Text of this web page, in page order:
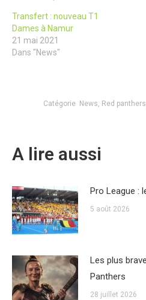
Transfert : nouveau T1
Dames à Namur
21 mai 2021
Dans "News"
Catégorie News, Red panthers
A lire aussi
Pro League :
5 août 2026
Les plus
Panthers
28 juillet 2026